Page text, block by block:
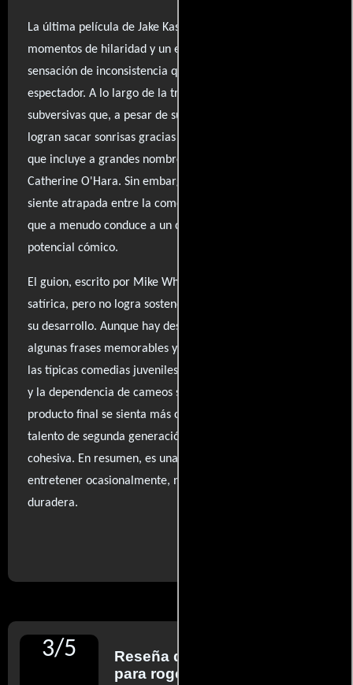
La última película de Jake Kasdan, aunque presenta
momentos de hilaridad y un elenco excepcional, deja una
sensación de inconsistencia que puede desorientar al
espectador. A lo largo de la trama, se alternan situaciones
subversivas que, a pesar de su naturaleza ordinaria,
logran sacar sonrisas gracias a la química del reparto,
que incluye a grandes nombres como Jack Black y
Catherine O'Hara. Sin embargo, la película también se
siente atrapada entre la comedia y la sentimentalidad, lo
que a menudo conduce a un desenlace que aplasta su
potencial cómico.
El guion, escrito por Mike White, se distingue por su vena
satírica, pero no logra sostener la atención durante todo
su desarrollo. Aunque hay destellos de creatividad, como
algunas frases memorables y un enfoque más sutil que
las típicas comedias juveniles, la falta de dirección firme
y la dependencia de cameos sin sentido hacen que el
producto final se sienta más como un escaparate para el
talento de segunda generación que como una obra
cohesiva. En resumen, es una comedia que, si bien puede
entretener ocasionalmente, no logra dejar una huella
duradera.
3/5 Reseña de
para rogerebert.com